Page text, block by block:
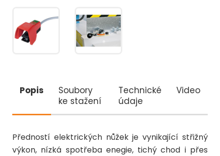
Popis
Soubory
ke stažení
Technické
údaje
Video
Předností elektrických nůžek je vynikající střižný
výkon, nízká spotřeba enegie, tichý chod i přes